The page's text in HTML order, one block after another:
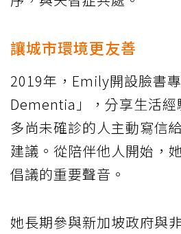
讓城市環境更友善
2019年，Emily開設臉書
Dementia」，分享生活
多尚未確診的人主動寫信
建議。從陪伴他人開始，
倡議的重要聲音。
她長期參與新加坡政府與